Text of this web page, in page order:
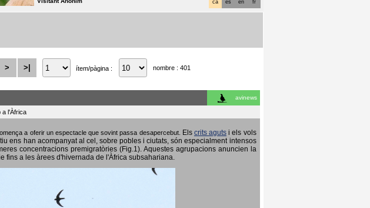
fr
en
es
ca
> >| ítem/pàgina : nombre : 401
avinews
a l'Àfrica
a oferir un espectacle que sovint passa desapercebut. Els crits aguts i els vols
ens han acompanyat al cel, sobre pobles i ciutats, són especialment intensos
concentracions premigratòries (Fig.1). Aquestes agrupacions anuncien la
a les àrees d'hivernada de l'Àfrica subsahariana.